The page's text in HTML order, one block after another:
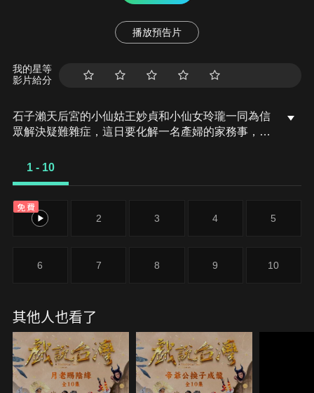
播放預告片
我的星等
影片給分
石子瀨天后宮的小仙姑王妙貞和小仙女玲瓏一同為信
眾解決疑難雜症，這日要化解一名產婦的家務事，反
派下，妙貞跟婉兒拿著娘娘給予的助產紅繩前往產婦
因而逃過一劫，但負傷的豬母精也趁亂逃跑。
1 - 10
免費
1 2 3 4 5
6 7 8 9 10
其他人也看了